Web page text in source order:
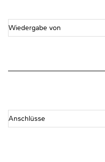
Wiedergabe von
Anschlüsse